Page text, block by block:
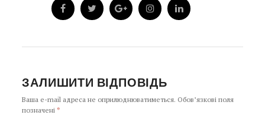
ЗАЛИШИТИ ВІДПОВІДЬ
Ваша e-mail адреса не оприлюднюватиметься. Обов’язкові поля
позначені*